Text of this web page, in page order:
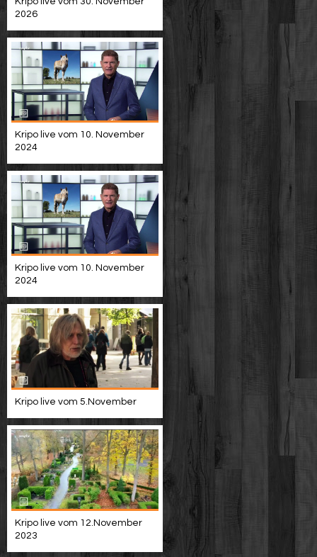
2026
Kripo live vom 10. November
2024
Kripo live vom 10. November
2024
Kripo live vom 5.November
Kripo live vom 12.November
2023